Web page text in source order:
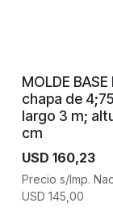
MOLDE BASE
chapa de
largo 3 m;
cm
USD 160,23
Precio s/Imp.
USD 145,00